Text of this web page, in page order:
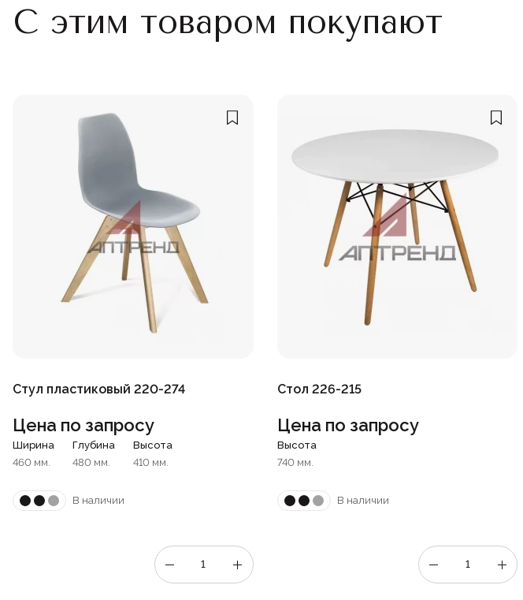
С этим товаром покупают
Стул пластиковый 220-274
Цена по запросу
Ширина
460 мм.
Глубина
480 мм.
Высота
410 мм.
В наличии
Стол 226-215
Цена по запросу
Высота
740 мм.
В наличии